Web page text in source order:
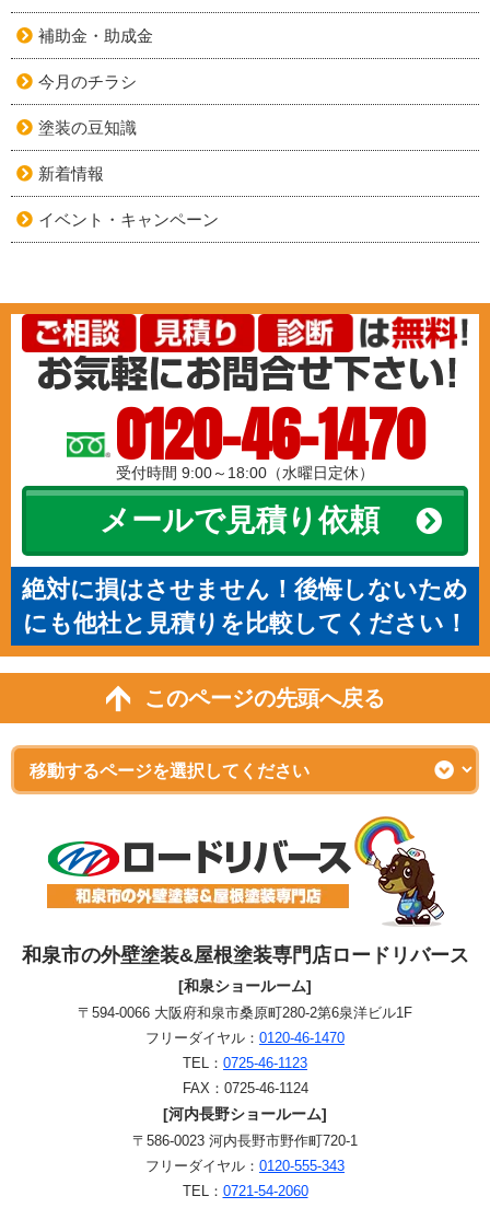
補助金・助成金
今月のチラシ
塗装の豆知識
新着情報
イベント・キャンペーン
0120-46-1470
受付時間 9:00～18:00（水曜日定休）
メールで見積り依頼
絶対に損はさせません！後悔しないため
にも他社と見積りを比較してください！
このページの先頭へ戻る
和泉市の外壁塗装&屋根塗装専門店ロードリバース
[和泉ショールーム]
〒594-0066 大阪府和泉市桑原町280-2第6泉洋ビル1F
フリーダイヤル： 0120-46-1470
TEL： 0725-46-1123
FAX：0725-46-1124
[河内長野ショールーム]
〒586-0023 河内長野市野作町720-1
フリーダイヤル： 0120-555-343
TEL： 0721-54-2060